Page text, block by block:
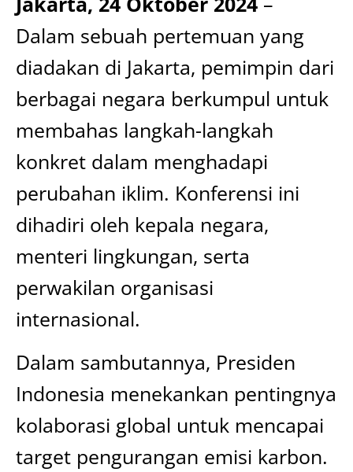
Dalam sebuah pertemuan yang
diadakan di Jakarta, pemimpin dari
berbagai negara berkumpul untuk
membahas langkah-langkah
konkret dalam menghadapi
perubahan iklim. Konferensi ini
dihadiri oleh kepala negara,
menteri lingkungan, serta
perwakilan organisasi
internasional.
Dalam sambutannya, Presiden
Indonesia menekankan pentingnya
kolaborasi global untuk mencapai
target pengurangan emisi karbon.